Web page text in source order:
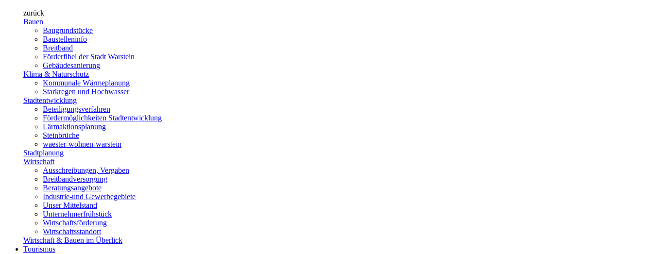
zurück
Bauen
Baugrundstücke
Baustelleninfo
Breitband
Förderfibel der Stadt Warstein
Gebäudesanierung
Klima & Naturschutz
Kommunale Wärmeplanung
Starkregen und Hochwasser
Stadtentwicklung
Beteiligungsverfahren
Fördermöglichkeiten Stadtentwicklung
Lärmaktionsplanung
Steinbrüche
waester-wohnen-warstein
Stadtplanung
Wirtschaft
Ausschreibungen, Vergaben
Breitbandversorgung
Beratungsangebote
Industrie-und Gewerbegebiete
Unser Mittelstand
Unternehmerfrühstück
Wirtschaftsförderung
Wirtschaftsstandort
Wirtschaft & Bauen im Überlick
Tourismus